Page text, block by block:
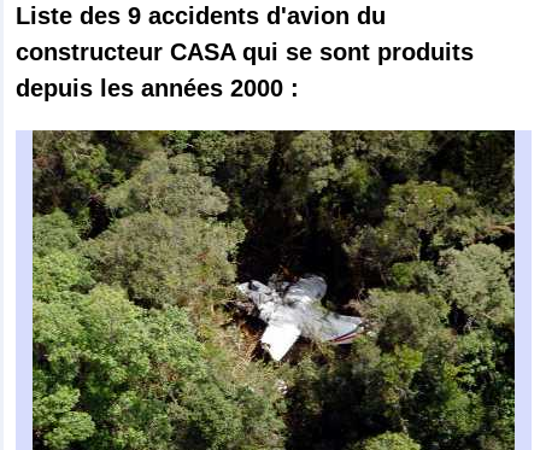
Liste des 9accidents d'avion du
constructeur CASA qui se sont produits
depuis les années 2000 :